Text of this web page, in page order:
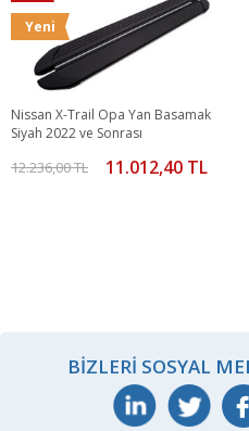
Yeni
Nissan X-Trail Opa Yan Basamak
Siyah 2022 ve Sonrası
12.236,00 TL 11.012,40 TL
BIZLERI SOSYAL